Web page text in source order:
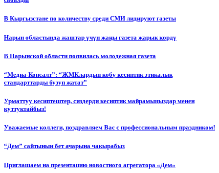
В Кыргызстане по количеству среди СМИ лидируют газеты
Нарын областында жаштар үчүн жаңы газета жарык көрдү
В Нарынской области появилась молодежная газета
“Медиа-Консалт”: “ЖМКлардын көбү кесиптик этикалык
стандарттарды бузуп жатат”
Урматтуу кесиптештер, сиздерди кесиптик майрамыңыздар менен
куттуктайбыз!
Уважаемые коллеги, поздравляем Вас с профессиональным праздником!
“Дем” сайтынын бет ачарына чакырабыз
Приглашаем на презентацию новостного агрегатора «Дем»